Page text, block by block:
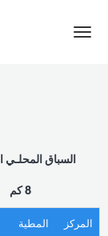
Toggle
السباق المحلـي
8 كم
المركز المطية